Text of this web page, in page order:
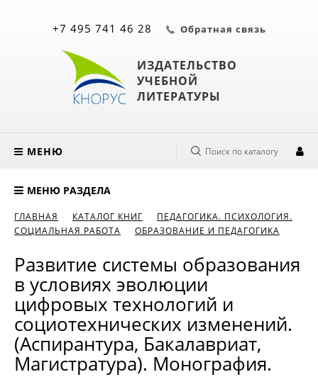
ИЗДАТЕЛЬСТВО
УЧЕБНОЙ
ЛИТЕРАТУРЫ
+7 495 741 46 28 Обратная связь
МЕНЮ Поиск по каталогу
МЕНЮ РАЗДЕЛА
ГЛАВНАЯ КАТАЛОГ КНИГ
ПЕДАГОГИКА. ПСИХОЛОГИЯ.
СОЦИАЛЬНАЯ РАБОТА
ОБРАЗОВАНИЕ И ПЕДАГОГИКА
Развитие системы образования
в условиях эволюции
цифровых технологий и
социотехнических изменений.
(Аспирантура, Бакалавриат,
Магистратура). Монография.